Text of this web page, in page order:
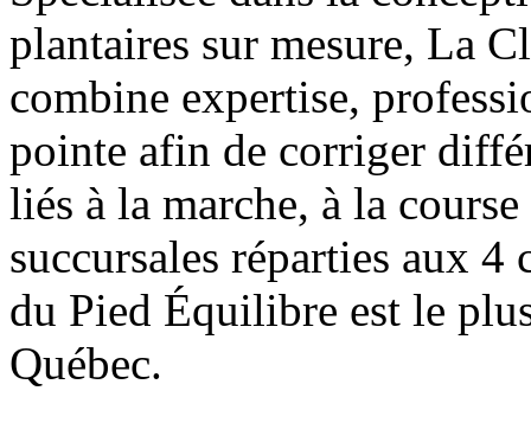
plantaires sur mesure, La
combine expertise,
pointe afin de corriger
liés à la marche, à la
succursales réparties aux
du Pied Équilibre est le
Québec.